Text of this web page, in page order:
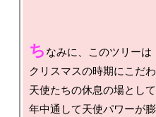
ち なみに、このツリーは
クリスマスの時期にこだわ
天使たちの休息の場とし